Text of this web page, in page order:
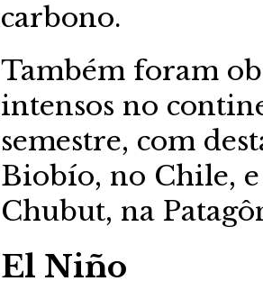
carbono.
Também foram
intensos no
semestre, com
Biobío, no Chile,
Chubut, na
El Niño